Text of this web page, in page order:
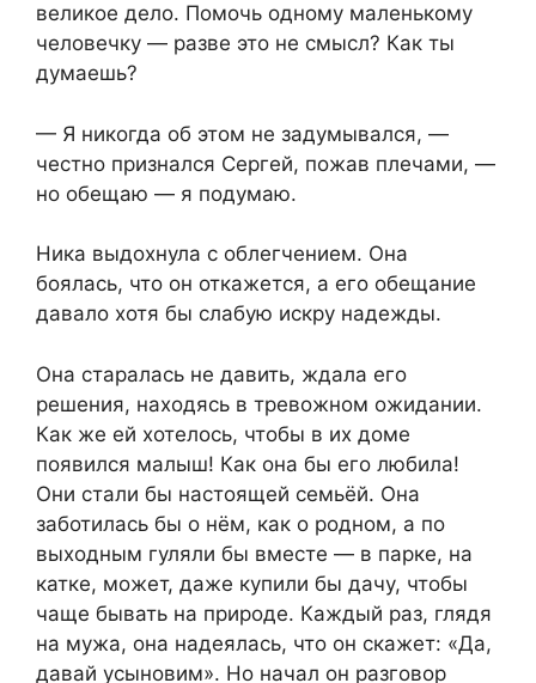
великое дело. Помочь одному маленькому
человечку — разве это не смысл? Как ты
думаешь?
— Я никогда об этом не задумывался, —
честно признался Сергей, пожав плечами, —
но обещаю — я подумаю.
Ника выдохнула с облегчением. Она
боялась, что он откажется, а его обещание
давало хотя бы слабую искру надежды.
Она старалась не давить, ждала его
решения, находясь в тревожном ожидании.
Как же ей хотелось, чтобы в их доме
появился малыш! Как она бы его любила!
Они стали бы настоящей семьёй. Она
заботилась бы о нём, как о родном, а по
выходным гуляли бы вместе — в парке, на
катке, может, даже купили бы дачу, чтобы
чаще бывать на природе. Каждый раз, глядя
на мужа, она надеялась, что он скажет: «Да,
давай усыновим». Но начал он разговор